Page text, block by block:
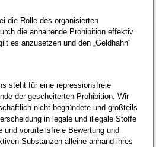
die Rolle des organisierten
die anhaltende Prohibition effektiv
es anzusetzen und den „Geldhahn“
steht für eine repressionsfreie
der gescheiterten Prohibition. Wir
nicht begründete und großteils
in legale und illegale Stoffe
und vorurteilsfreie Bewertung und
Substanzen alleine anhand ihres